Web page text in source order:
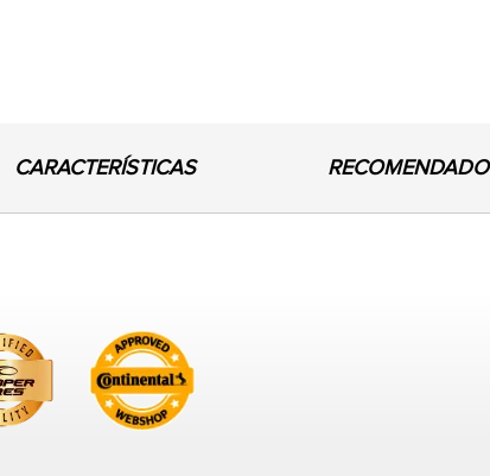
CARACTERÍSTICAS RECOMENDADO